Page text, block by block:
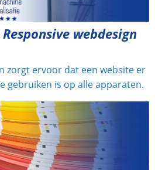
Responsive webdesign
zorgt ervoor dat een website er
gebruiken is op alle apparaten.